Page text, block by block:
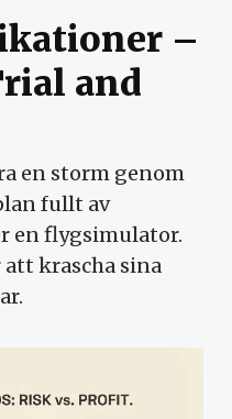
–
and
en storm genom
fullt av
en flygsimulator.
krascha sina